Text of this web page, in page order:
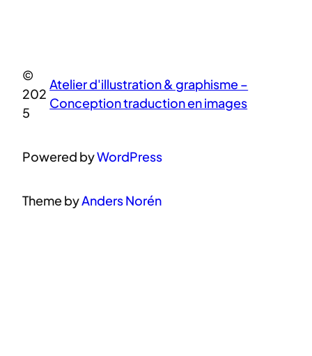
©
202
5
Atelier d'illustration & graphisme –
Conception traduction en images
Powered byWordPress
Theme byAnders Norén